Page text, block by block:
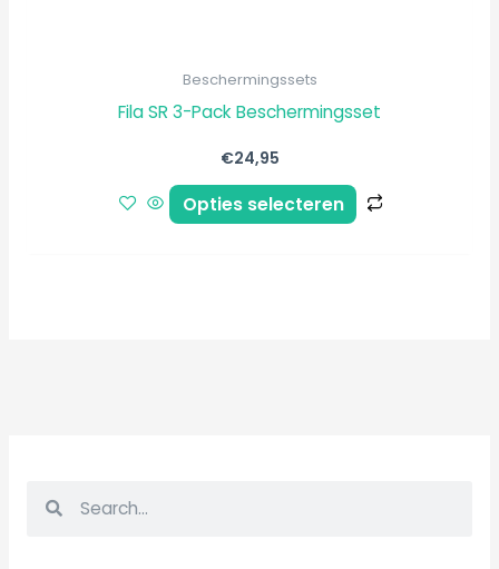
Beschermingssets
Fila SR 3-Pack Beschermingsset
€24,95
Opties selecteren